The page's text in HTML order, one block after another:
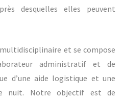
desquelles elles peuvent
et se compose
administratif et de
d’une aide logistique et une
nuit. Notre objectif est de